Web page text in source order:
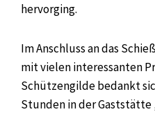
hervorging.
Im Anschluss an das
mit vielen interessanten
Schützengilde bedankt
Stunden in der